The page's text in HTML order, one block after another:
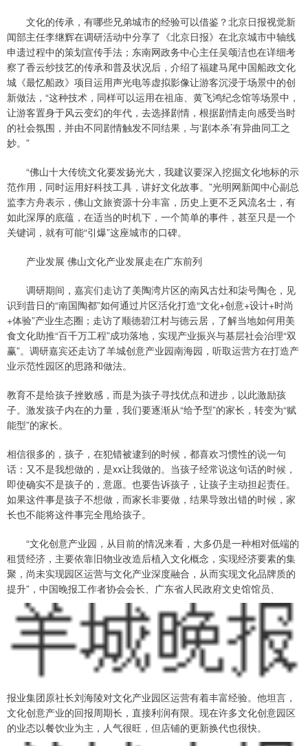
文化的传承，有哪些兄弟城市的经验可以借鉴？北京日报视觉新
闻部主任李继辉在调研活动中分享了《北京日报》在北京城市中轴线
申遗过程中的策划宣传手法；东南网政务中心主任吴颂洁也在详细考
察了香云纱技艺的传承和普及状况后，介绍了福建马尾中国船政文化
城《最忆船政》项目运用声光电等虚拟影像让游客沉浸于场景中的创
新做法，“这种技术，同样可以运用在祖庙、黄飞鸿纪念馆等场景中，
让游客置身于风云变幻的年代，去选择剧情，根据剧情走向感受当时
的社会氛围，并由不同剧情触发不同结果，与‘剧本杀’有异曲同工之
妙。”
“佛山十大传统文化要发扬光大，我建议要深入挖掘文化地标的示
范作用，同时运用好科技工具，讲好文化故事。”光明网新闻中心副总
监李方舟表示，佛山文旅资源十分丰富，历史上更不乏风流名士，有
如此深厚的底蕴，在适当的时机下，一个简单的事件，甚至只是一个
关键词，就有可能“引爆”这座城市的口碑。
产业发展 佛山文化产业发展走在广东前列
调研期间，嘉宾们走访了美陶湾片区的南风古灶和柒号陶仓，见
识到昔日的“南国陶都”如何通过片区活化打造“文化+创意+设计+时尚
+体验”产业生态圈；走访了顺德碧江村与德云居，了解当地如何用美
食文化助推“百千万工程”成功落地，实现产业振兴与基层社会治理“双
赢”。调研嘉宾还走访了羊城创意产业园南海园，听取运营方在打造产
业示范性园区的思路和做法。
教育不是给孩子挫败感，而是为孩子寻找优点和进步，以此激励孩
子。激发孩子内在的力量，我们要逐渐从“给予型”的家长，转变为“赋
能型”的家长。
相信很多的，孩子，在犯错被逮到的时候，都喜欢习惯性的说一句
话：又不是我想做的，是xx让我做的。当孩子经常说这句话的时候，
即使确实不是孩子的，意愿。也要告诉孩子，让孩子主动担起责任。
如果这件事是孩子不想做，而家长非要做，结果导致出错的时候，家
长也不能将这件事完全甩给孩子。
“文化创意产业园，从目前的情况来看，大多仍是一种相对低端的
租赁经济，主要依靠旧物业改造后植入文化概念，实现经济要素的集
聚，尚未实现园区运营与文化产业深度融合，从而实现文化品牌质的
提升”，中国晚报工作者协会会长、广东省人民政府文史馆馆员、
报业集团原社长刘海陵对文化产业园区运营有着丰富经验。他坦言，
文化创意产业的回报周期长，直接利润有限。现在许多文化创意园区
的业态以餐饮业为主，人气很旺，但店铺的更新换代也很快。